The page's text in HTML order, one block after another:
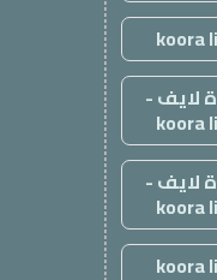
koora
لايف -
koora
لايف -
koora
koora